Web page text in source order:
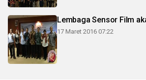
Lembaga Sensor Film
17 Maret 2016 07:22